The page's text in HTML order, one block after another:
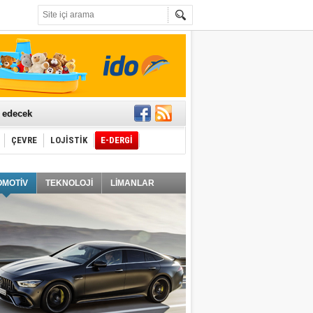
ÇEVRE LOJİSTİK E-DERGİ
TEKNOLOJİ LİMANLAR